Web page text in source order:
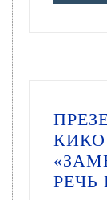
КИКО
РЕЧЬ